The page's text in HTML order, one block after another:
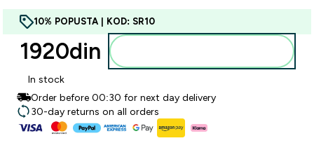
10% POPUSTA | KOD: SR10
1920din‎
In stock
Order before 00:30 for next day delivery
30-day returns on all orders